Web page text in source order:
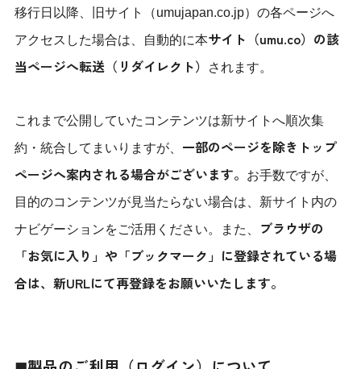
移行日以降、旧サイト（umujapan.co.jp）の各ページへ
アクセスした場合は、自動的に本サイト（umu.co）の該
当ページへ転送（リダイレクト）
されます。
これまで公開していたコンテンツは新サイトへ順次集
約・統合してまいりますが、 一部のページを除きトップ
ページへ案内される場合がございます。
お手数ですが、
目的のコンテンツが見当たらない場合は、新サイト内の
ナビゲーションをご活用ください。また、
ブラウザの
「お気に入り」や「ブックマーク」に登録されている場
合は、新URLにて再登録をお願いいたします。